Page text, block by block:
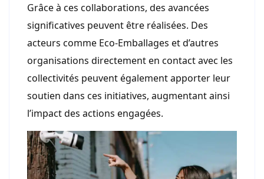
Grâce à ces collaborations, des avancées
significatives peuvent être réalisées. Des
acteurs comme Eco-Emballages et d’autres
organisations directement en contact avec les
collectivités peuvent également apporter leur
soutien dans ces initiatives, augmentant ainsi
l’impact des actions engagées.